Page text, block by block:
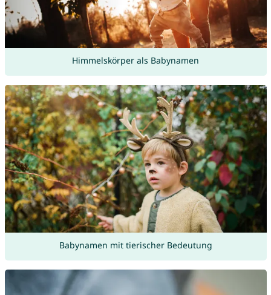
Himmelskörper als Babynamen
Babynamen mit tierischer Bedeutung